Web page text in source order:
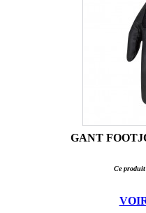
GANT
Ce produit